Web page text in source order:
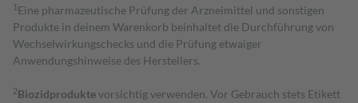
1 Eine pharmazeutische Prüfung der Arzneimittel und sonstigen
Produkte in deinem Warenkorb beinhaltet die Durchführung von
Wechselwirkungschecks und die Prüfung etwaiger
Anwendungshinweise des Herstellers.
2Biozidproduktevorsichtig verwenden. Vor Gebrauch stets Etikett